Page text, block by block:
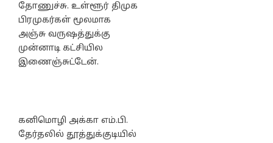
தோணுச்சு. உள்ளூர் திமுக
பிரமுகர்கள் மூலமாக
அஞ்சு வருஷத்துக்கு
முன்னாடி கட்சியில
இணைஞ்சுட்டேன்.
கனிமொழி அக்கா எம்.பி.
தேர்தலில் தூத்துக்குடியில்